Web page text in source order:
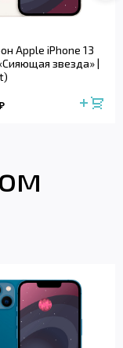
Apple iPhone 13
звезда» |